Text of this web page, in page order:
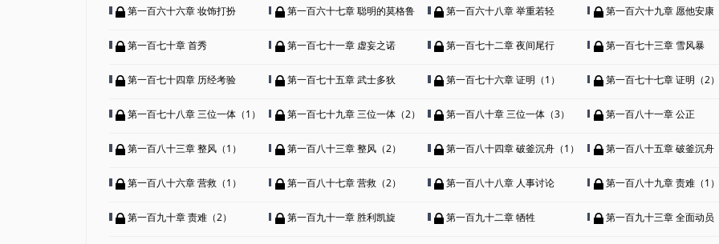
第一百六十六章 妆饰打扮 第一百六十七章 聪明的莫格鲁 第一百六十八章 举重若轻 第一百六十九章 愿他安康
第一百七十章 首秀 第一百七十一章 虚妄之诺 第一百七十二章 夜间尾行 第一百七十三章 雪风暴
第一百七十四章 历经考验 第一百七十五章 武士多狄 第一百七十六章 证明（1） 第一百七十七章 证明（2）
第一百七十八章 三位一体（1） 第一百七十九章 三位一体（2） 第一百八十章 三位一体（3） 第一百八十一章 公正
第一百八十三章 整风（1） 第一百八十三章 整风（2） 第一百八十四章 破釜沉舟（1） 第一百八十五章 破釜沉舟
第一百八十六章 营救（1） 第一百八十七章 营救（2） 第一百八十八章 人事讨论 第一百八十九章 责难（1）
第一百九十章 责难（2） 第一百九十一章 胜利凯旋 第一百九十二章 牺牲 第一百九十三章 全面动员